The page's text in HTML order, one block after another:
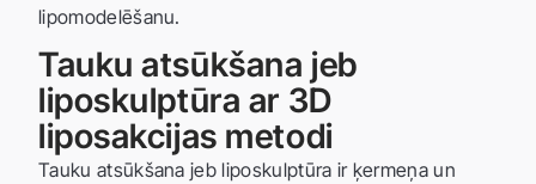
lipomodelēšanu.
Tauku atsūkšana jeb
liposkulptūra ar 3D
liposakcijas metodi
Tauku atsūkšana jeb liposkulptūra ir ķermeņa un